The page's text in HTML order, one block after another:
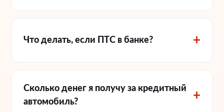
Что делать, если ПТС в банке?
Сколько денег я получу за кредитный
автомобиль?